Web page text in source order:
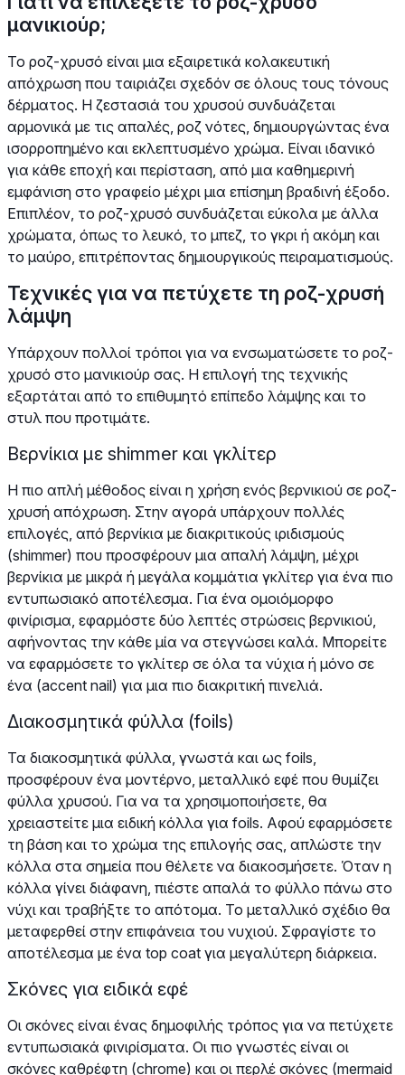
μανικιούρ;
Το ροζ-χρυσό είναι μια εξαιρετικά κολακευτική
απόχρωση που ταιριάζει σχεδόν σε όλους τους τόνους
δέρματος. Η ζεστασιά του χρυσού συνδυάζεται
αρμονικά με τις απαλές, ροζ νότες, δημιουργώντας ένα
ισορροπημένο και εκλεπτυσμένο χρώμα. Είναι ιδανικό
για κάθε εποχή και περίσταση, από μια καθημερινή
εμφάνιση στο γραφείο μέχρι μια επίσημη βραδινή έξοδο.
Επιπλέον, το ροζ-χρυσό συνδυάζεται εύκολα με άλλα
χρώματα, όπως το λευκό, το μπεζ, το γκρι ή ακόμη και
το μαύρο, επιτρέποντας δημιουργικούς πειραματισμούς.
Τεχνικές για να πετύχετε τη ροζ-χρυσή
λάμψη
Υπάρχουν πολλοί τρόποι για να ενσωματώσετε το ροζ-
χρυσό στο μανικιούρ σας. Η επιλογή της τεχνικής
εξαρτάται από το επιθυμητό επίπεδο λάμψης και το
στυλ που προτιμάτε.
Βερνίκια με shimmer και γκλίτερ
Η πιο απλή μέθοδος είναι η χρήση ενός βερνικιού σε ροζ-
χρυσή απόχρωση. Στην αγορά υπάρχουν πολλές
επιλογές, από βερνίκια με διακριτικούς ιριδισμούς
(shimmer) που προσφέρουν μια απαλή λάμψη, μέχρι
βερνίκια με μικρά ή μεγάλα κομμάτια γκλίτερ για ένα πιο
εντυπωσιακό αποτέλεσμα. Για ένα ομοιόμορφο
φινίρισμα, εφαρμόστε δύο λεπτές στρώσεις βερνικιού,
αφήνοντας την κάθε μία να στεγνώσει καλά. Μπορείτε
να εφαρμόσετε το γκλίτερ σε όλα τα νύχια ή μόνο σε
ένα (accent nail) για μια πιο διακριτική πινελιά.
Διακοσμητικά φύλλα (foils)
Τα διακοσμητικά φύλλα, γνωστά και ως foils,
προσφέρουν ένα μοντέρνο, μεταλλικό εφέ που θυμίζει
φύλλα χρυσού. Για να τα χρησιμοποιήσετε, θα
χρειαστείτε μια ειδική κόλλα για foils. Αφού εφαρμόσετε
τη βάση και το χρώμα της επιλογής σας, απλώστε την
κόλλα στα σημεία που θέλετε να διακοσμήσετε. Όταν η
κόλλα γίνει διάφανη, πιέστε απαλά το φύλλο πάνω στο
νύχι και τραβήξτε το απότομα. Το μεταλλικό σχέδιο θα
μεταφερθεί στην επιφάνεια του νυχιού. Σφραγίστε το
αποτέλεσμα με ένα top coat για μεγαλύτερη διάρκεια.
Σκόνες για ειδικά εφέ
Οι σκόνες είναι ένας δημοφιλής τρόπος για να πετύχετε
εντυπωσιακά φινιρίσματα. Οι πιο γνωστές είναι οι
σκόνες καθρέφτη (chrome) και οι περλέ σκόνες (mermaid